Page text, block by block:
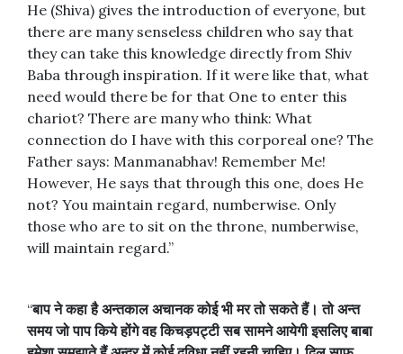
He (Shiva) gives the introduction of everyone, but
there are many senseless children who say that
they can take this knowledge directly from Shiv
Baba through inspiration. If it were like that, what
need would there be for that One to enter this
chariot? There are many who think: What
connection do I have with this corporeal one? The
Father says: Manmanabhav! Remember Me!
However, He says that through this one, does He
not? You maintain regard, numberwise. Only
those who are to sit on the throne, numberwise,
will maintain regard.”
“बाप ने कहा है अन्तकाल अचानक कोई भी मर तो सकते हैं। तो अन्त
समय जो पाप किये होंगे वह किचड़पट्टी सब सामने आयेगी इसलिए बाबा